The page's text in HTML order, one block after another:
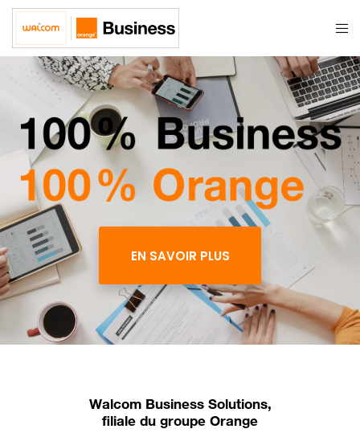
EN SAVOIR PLUS
Walcom Business Solutions,
filiale du groupe Orange